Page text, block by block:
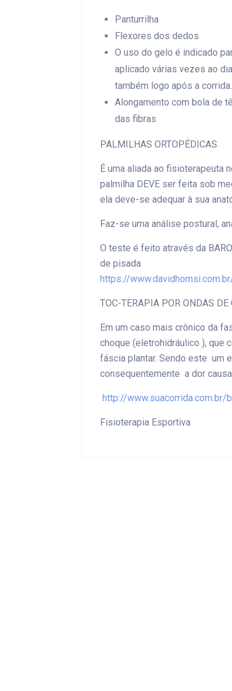
Panturrilha
Flexores dos dedos
O uso do gelo é indicado
aplicado várias vezes ao
também logo após a corrida.
Alongamento com bola de
das fibras
PALMILHAS ORTOPÉDICAS
É uma aliada ao fisioterapeuta
palmilha DEVE ser feita sob
ela deve-se adequar à sua
Faz-se uma análise postural,
O teste é feito através da
de pisada
https://
TOC-TERAPIA POR ONDAS DE
Em um caso mais crônico da
choque (eletrohidráulico ), que
fáscia plantar. Sendo este um
consequentemente a dor
http://
Fisioterapia Esportiva